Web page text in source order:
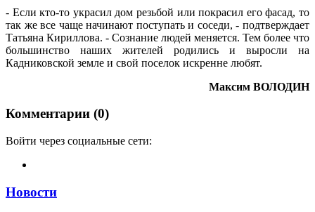
- Если кто-то украсил дом резьбой или покрасил его фасад, то
так же все чаще начинают поступать и соседи, - подтверждает
Татьяна Кириллова. - Сознание людей меняется. Тем более что
большинство наших жителей родились и выросли на
Кадниковской земле и свой поселок искренне любят.
Максим ВОЛОДИН
Комментарии (0)
Войти через социальные сети:
Новости